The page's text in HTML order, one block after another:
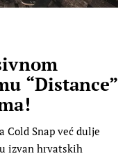
“Distance”
Cold Snap već dulje
izvan hrvatskih